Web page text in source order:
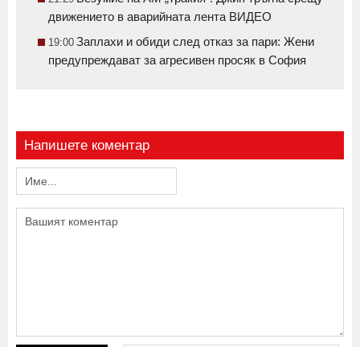
движението в аварийната лента ВИДЕО
19:00 Заплахи и обиди след отказ за пари: Жени
предупреждават за агресивен просяк в София
Напишете коментар